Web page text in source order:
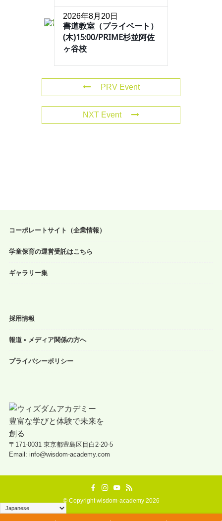
2026年8月20日
書道教室（プライベート）
(木)15:00/PRIME杉並阿佐
ヶ谷校
PRV Event
NXT Event
コーポレートサイト（企業情報）
学童保育の運営受託はこちら
ギャラリー集
採用情報
報道 • メディア関係の方へ
プライバシーポリシー
〒171-0031 東京都豊島区目白2-20-5
Email: info@wisdom-academy.com
©Copyright wisdom-academy 2026